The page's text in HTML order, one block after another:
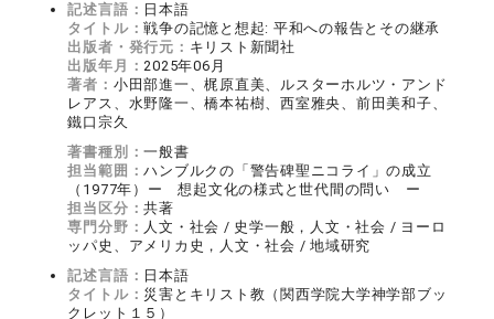
記述言語： 日本語
タイトル：戦争の記憶と想起: 平和への報告とその継承
出版者・発行元： キリスト新聞社
出版年月：2025年06月
著者： 小田部進一、梶原直美、ルスターホルツ・アンド
レアス、水野隆一、橋本祐樹、西室雅央、前田美和子、
鐵口宗久
著書種別：一般書
担当範囲：ハンブルクの「警告碑聖ニコライ」の成立
（1977年）ー 想起文化の様式と世代間の問い ー
担当区分：共著
専門分野： 人文・社会 / 史学一般，人文・社会 / ヨーロ
ッパ史、アメリカ史，人文・社会 / 地域研究
記述言語： 日本語
タイトル： 災害とキリスト教（関西学院大学神学部ブッ
クレット１５）